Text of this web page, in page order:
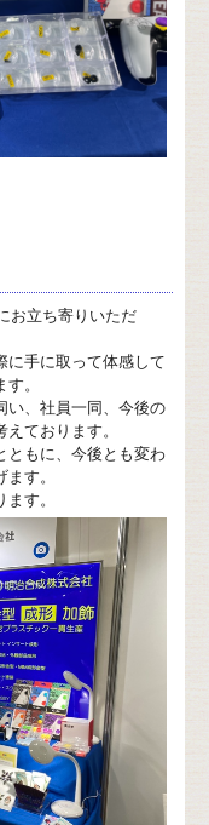
お立ち寄りいただ
に手に取って体感して
。
い、社員一同、今後の
ております。
ともに、今後とも変わ
す。
す。